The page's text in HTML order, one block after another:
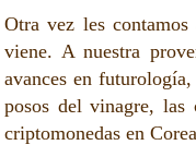
Otra vez les
viene. A nuestra
avances en
posos del vinagre, las
criptomonedas en